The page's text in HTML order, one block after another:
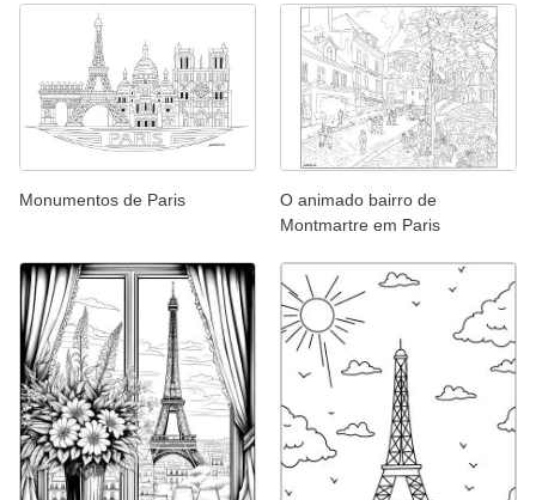
Monumentos de Paris
O animado bairro de
Montmartre em Paris